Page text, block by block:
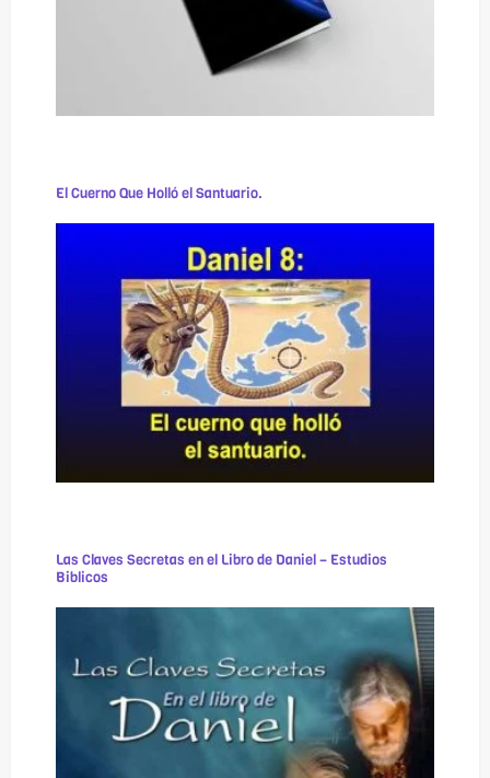
El Cuerno Que Holló el Santuario.
Las Claves Secretas en el Libro de Daniel – Estudios
Biblicos